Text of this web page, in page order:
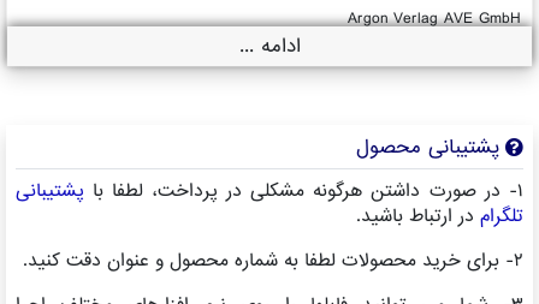
Argon Verlag AVE GmbH
ادامه ...
پشتیبانی محصول
پشتیبانی
تلگرامدر ارتباط باشید.